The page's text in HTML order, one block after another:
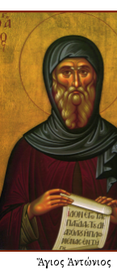
Ὁ Ἅγιος Ἀντώνιος